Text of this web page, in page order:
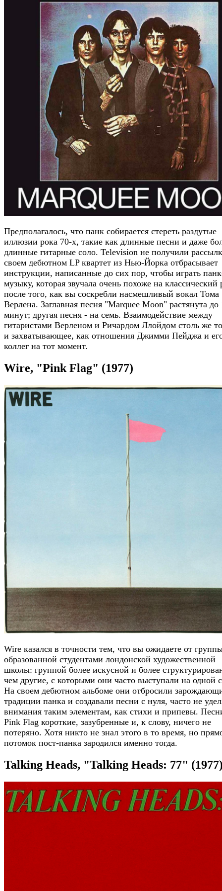
Предполагалось, что панк собирается стереть раздутые
иллюзии рока 70-х, такие как длинные песни и даже
длинные гитарные соло. Television не получили
своем дебютном LP квартет из Нью-Йорка отбрасывает
инструкции, написанные до сих пор, чтобы играть
музыку, которая звучала очень похоже на классический
после того, как вы соскребли насмешливый вокал Тома
Верлена. Заглавная песня "Marquee Moon" растянута до
минут; другая песня - на семь. Взаимодействие между
гитаристами Верленом и Ричардом Ллойдом столь же
и захватывающее, как отношения Джимми Пейджа и
коллег на тот момент.
Wire, "Pink Flag" (1977)
Wire казался в точности тем, что вы ожидаете от
образованной студентами лондонской художественной
школы: группой более искусной и более
чем другие, с которыми они часто выступали на одной
На своем дебютном альбоме они отбросили
традиции панка и создавали песни с нуля, часто не
внимания таким элементам, как стихи и припевы.
Pink Flag короткие, зазубренные и, к слову, ничего не
потеряно. Хотя никто не знал этого в то время, но
потомок пост-панка зародился именно тогда.
Talking Heads, "Talking Heads: 77"